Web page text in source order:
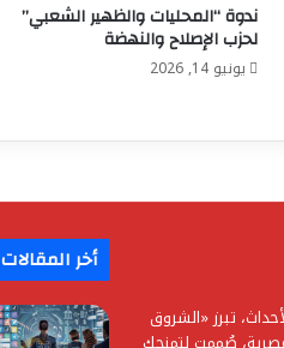
ندوة “المحليات والظهير الشعبي”
لحزب الإصلاح والنهضة
يونيو 14, 2026
تبرز «الشروق
أخر المقالات